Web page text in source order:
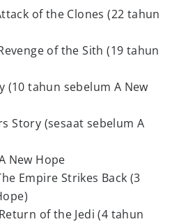
of the Clones (22 tahun
of the Sith (19 tahun
(10 tahun sebelum A New
Story (sesaat sebelum A
New Hope
Empire Strikes Back (3
of the Jedi (4 tahun